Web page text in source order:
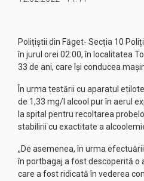
Polițiștii din Făget- Secția 10
în jurul orei 02:00, în localitatea
33 de ani, care își conducea
În urma testării cu aparatul
de 1,33 mg/l alcool pur în aerul
la spital pentru recoltarea
stabilirii cu exactitate a
„De asemenea, în urma
în portbagaj a fost descoperită o
care a fost ridicată în vederea